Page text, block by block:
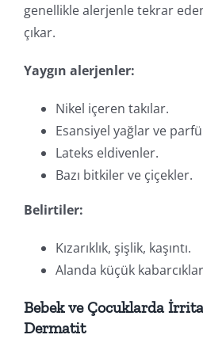
genellikle alerjenle tekrar
çıkar.
Yaygın alerjenler:
Nikel içeren takılar.
Esansiyel yağlar ve
Lateks eldivenler.
Bazı bitkiler ve çiçekler.
Belirtiler:
Kızarıklık, şişlik, kaşıntı.
Alanda küçük
Bebek ve Çocuklarda
Dermatit